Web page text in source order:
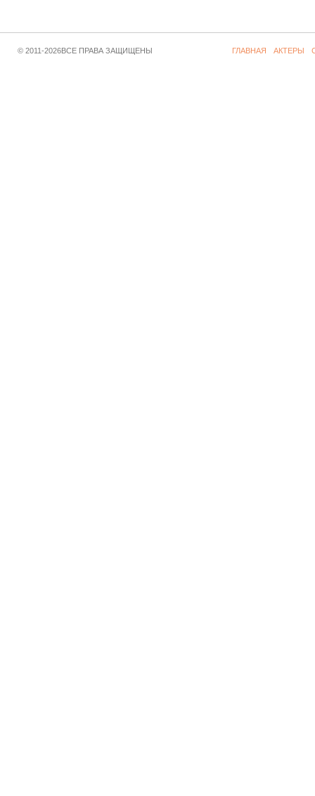
© 2011-2026ВСЕ ПРАВА ЗАЩИЩЕНЫ ГЛАВНАЯ АКТЕРЫ